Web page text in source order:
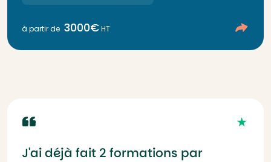
à partir de 3000€HT
J'ai déjà fait 2 formations par